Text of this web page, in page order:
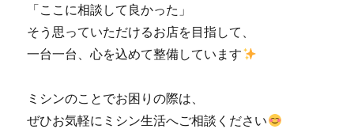
「ここに相談して良かった」
そう思っていただけるお店を目指して、
一台一台、心を込めて整備しています
ミシンのことでお困りの際は、
ぜひお気軽にミシン生活へご相談ください